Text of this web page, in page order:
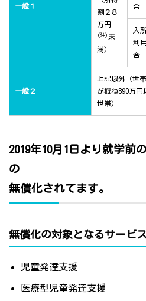
一般１
割２８
万円
(注) 未
満）
合
入
利
合
一般２
上記以外（世
が概ね890万円
世帯）
2019年10月1日より就学前
の
無償化されてます。
無償化の対象となるサービ
児童発達支援
医療型児童発達支援